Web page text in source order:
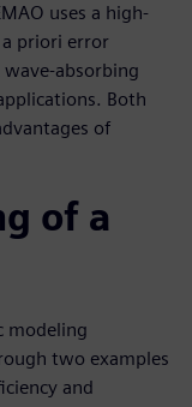
uses a high-
priori error
absorbing
Both
of
of a
modeling
two examples
and